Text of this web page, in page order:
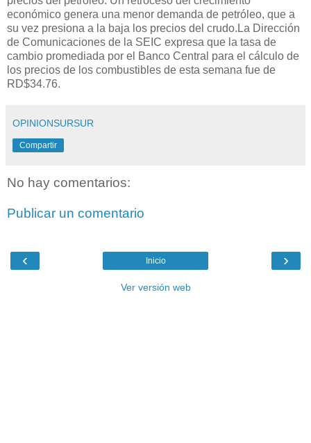
económico genera una menor demanda de petróleo, que a
su vez presiona a la baja los precios del crudo.La Dirección
de Comunicaciones de la SEIC expresa que la tasa de
cambio promediada por el Banco Central para el cálculo de
los precios de los combustibles de esta semana fue de
RD$34.76.
OPINIONSURSUR
Compartir
No hay comentarios:
Publicar un comentario
‹ ›
Inicio
Ver versión web